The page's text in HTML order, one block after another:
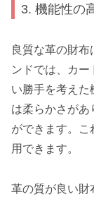
3. 機能性の
良質な革の財
ンドでは、カ
い勝手を考えた
は柔らかさがあ
ができます。こ
用できます。
革の質が良い財